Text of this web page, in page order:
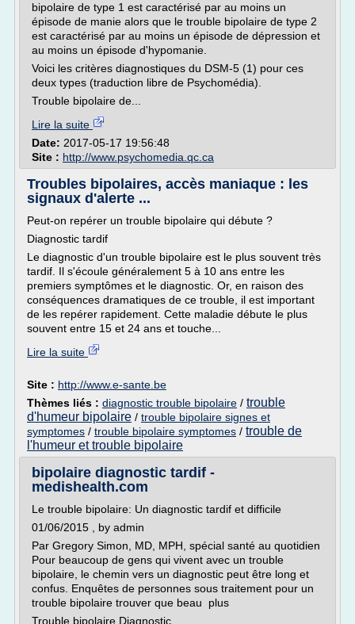
bipolaire de type 1 est caractérisé par au moins un
épisode de manie alors que le trouble bipolaire de type 2
est caractérisé par au moins un épisode de dépression et
au moins un épisode d'hypomanie.
Voici les critères diagnostiques du DSM-5 (1) pour ces
deux types (traduction libre de Psychomédia).
Trouble bipolaire de...
Lire la suite
Date: 2017-05-17 19:56:48
Site : http://www.psychomedia.qc.ca
Troubles bipolaires, accès maniaque : les
signaux d'alerte ...
Peut-on repérer un trouble bipolaire qui débute ?
Diagnostic tardif
Le diagnostic d'un trouble bipolaire est le plus souvent très
tardif. Il s'écoule généralement 5 à 10 ans entre les
premiers symptômes et le diagnostic. Or, en raison des
conséquences dramatiques de ce trouble, il est important
de les repérer rapidement. Cette maladie débute le plus
souvent entre 15 et 24 ans et touche...
Lire la suite
Site : http://www.e-sante.be
Thèmes liés : diagnostic trouble bipolaire / trouble
d'humeur bipolaire / trouble bipolaire signes et
symptomes / trouble bipolaire symptomes / trouble de
l'humeur et trouble bipolaire
bipolaire diagnostic tardif -
medishealth.com
Le trouble bipolaire: Un diagnostic tardif et difficile
01/06/2015 , by admin
Par Gregory Simon, MD, MPH, spécial santé au quotidien
Pour beaucoup de gens qui vivent avec un trouble
bipolaire, le chemin vers un diagnostic peut être long et
confus. Enquêtes de personnes sous traitement pour un
trouble bipolaire trouver que beau plus
Trouble bipolaire Diagnostic